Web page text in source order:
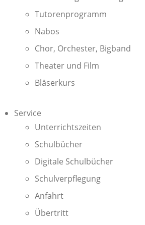
Tutorenprogramm
Nabos
Chor, Orchester, Bigband
Theater und Film
Bläserkurs
Service
Unterrichtszeiten
Schulbücher
Digitale Schulbücher
Schulverpflegung
Anfahrt
Übertritt